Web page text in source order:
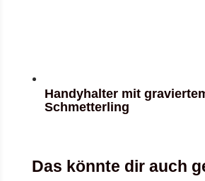
Handyhalter mit
Schmetterling
Das könnte dir auch